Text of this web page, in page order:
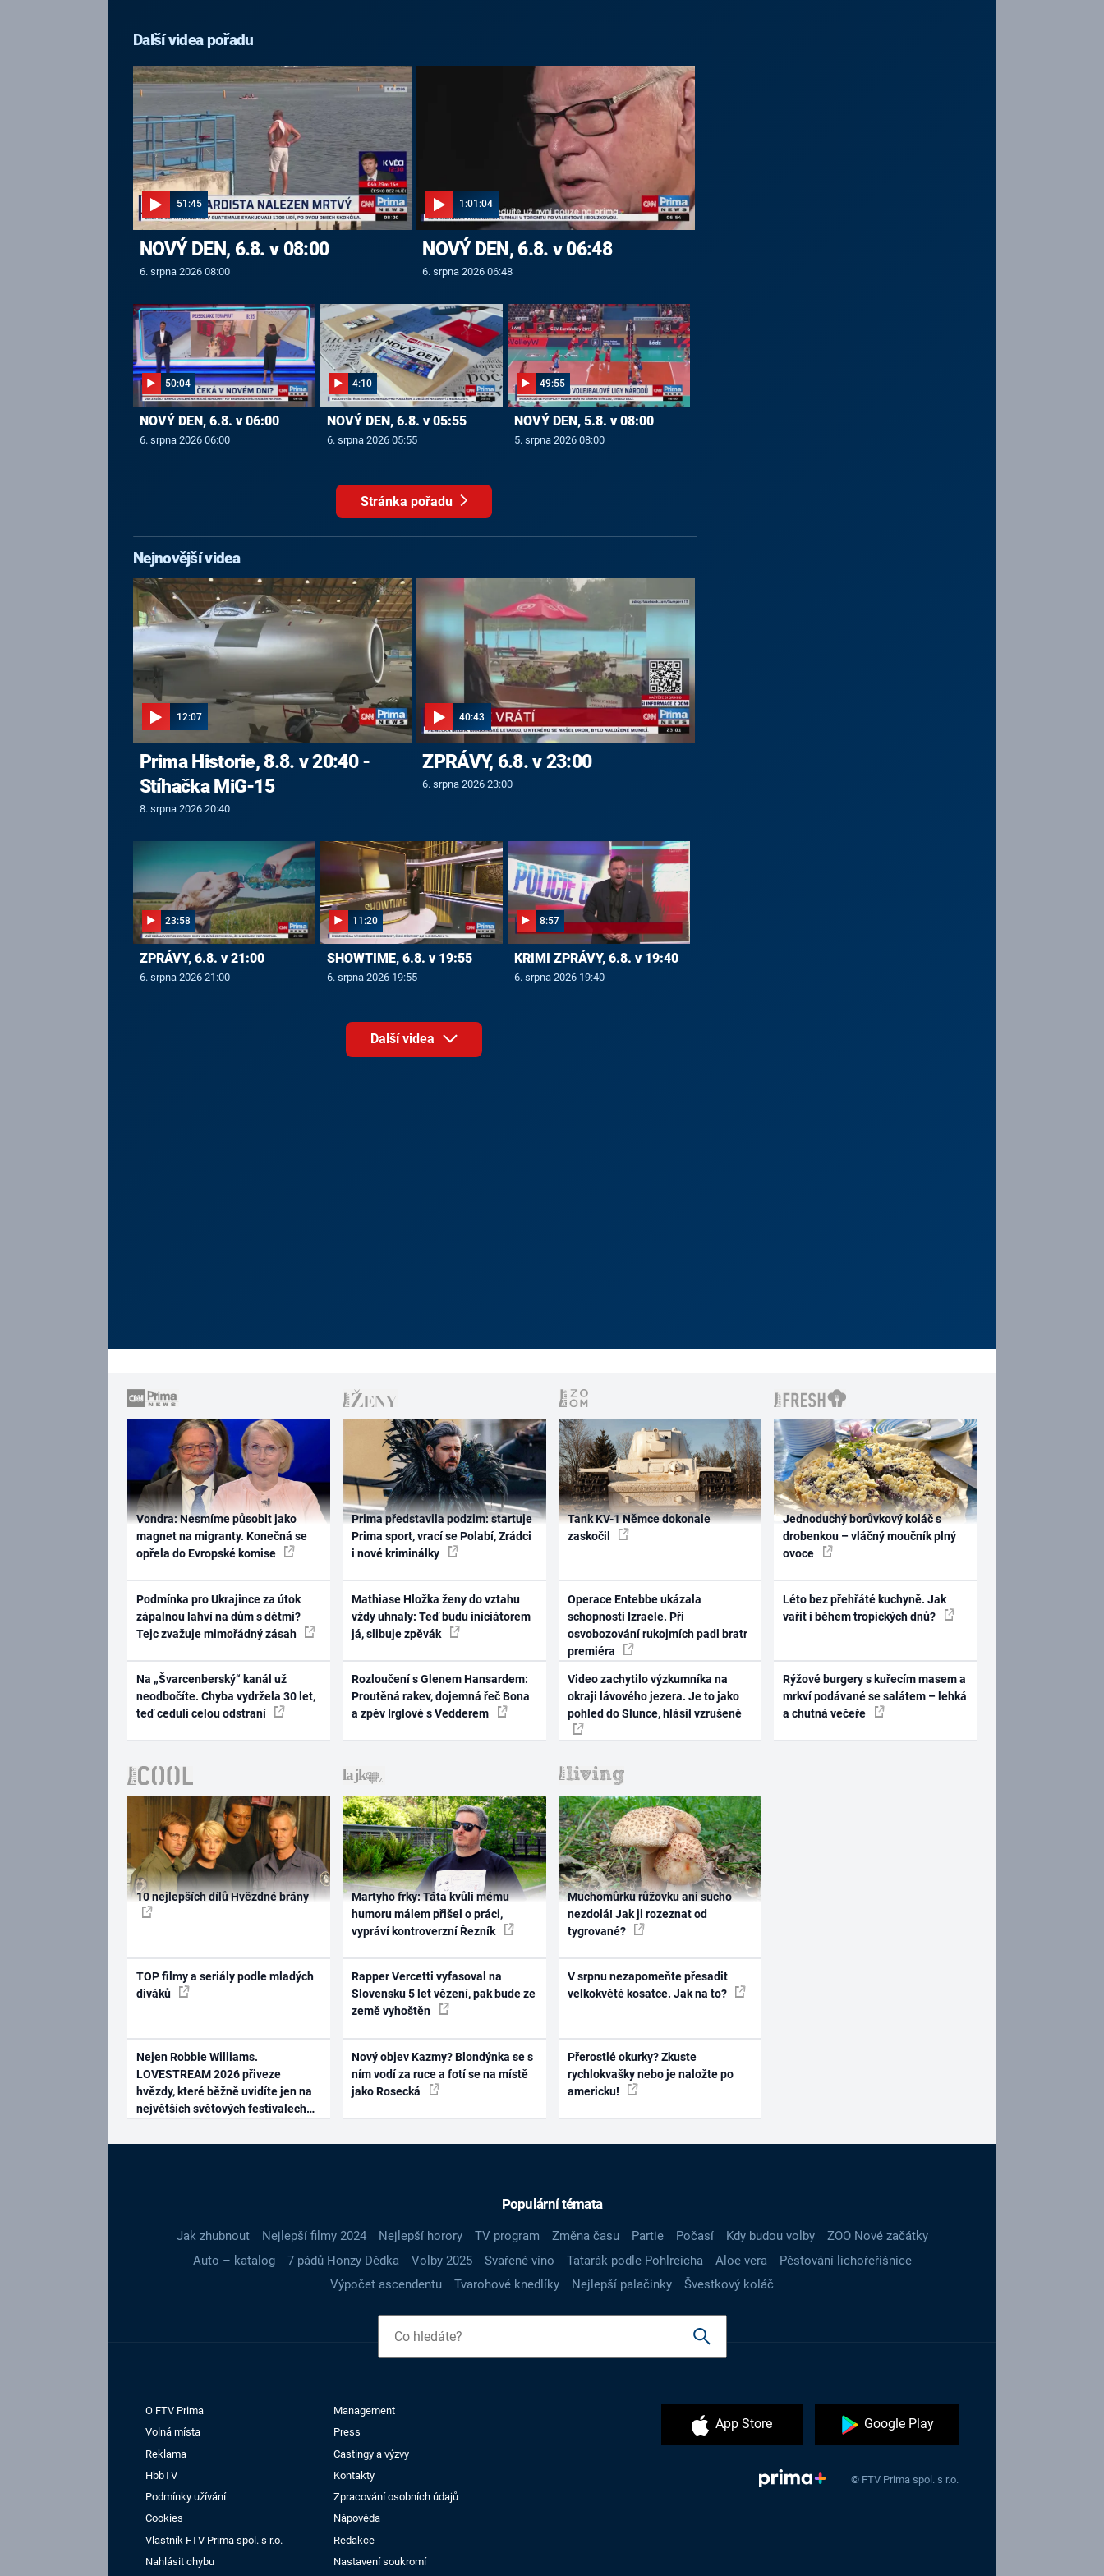
Další videa pořadu
51:45
NOVÝ DEN, 6.8. v 08:00
6. srpna 2026 08:00
1:01:04
NOVÝ DEN, 6.8. v 06:48
6. srpna 2026 06:48
50:04
NOVÝ DEN, 6.8. v 06:00
6. srpna 2026 06:00
4:10
NOVÝ DEN, 6.8. v 05:55
6. srpna 2026 05:55
49:55
NOVÝ DEN, 5.8. v 08:00
5. srpna 2026 08:00
Stránka pořadu
Nejnovější videa
12:07
Prima Historie, 8.8. v 20:40 -
Stíhačka MiG-15
8. srpna 2026 20:40
40:43
ZPRÁVY, 6.8. v 23:00
6. srpna 2026 23:00
23:58
ZPRÁVY, 6.8. v 21:00
6. srpna 2026 21:00
11:20
SHOWTIME, 6.8. v 19:55
6. srpna 2026 19:55
8:57
KRIMI ZPRÁVY, 6.8. v 19:40
6. srpna 2026 19:40
Další videa
Vondra: Nesmíme působit jako
magnet na migranty. Konečná se
opřela do Evropské komise
Podmínka pro Ukrajince za útok
zápalnou lahví na dům s dětmi?
Tejc zvažuje mimořádný zásah
Na „Švarcenberský“ kanál už
neodbočíte. Chyba vydržela 30 let,
teď ceduli celou odstraní
Prima představila podzim: startuje
Prima sport, vrací se Polabí, Zrádci
i nové kriminálky
Mathiase Hložka ženy do vztahu
vždy uhnaly: Teď budu iniciátorem
já, slibuje zpěvák
Rozloučení s Glenem Hansardem:
Proutěná rakev, dojemná řeč Bona
a zpěv Irglové s Vedderem
Tank KV-1 Němce dokonale
zaskočil
Operace Entebbe ukázala
schopnosti Izraele. Při
osvobozování rukojmích padl bratr
premiéra
Video zachytilo výzkumníka na
okraji lávového jezera. Je to jako
pohled do Slunce, hlásil vzrušeně
Jednoduchý borůvkový koláč s
drobenkou – vláčný moučník plný
ovoce
Léto bez přehřáté kuchyně. Jak
vařit i během tropických dnů?
Rýžové burgery s kuřecím masem a
mrkví podávané se salátem – lehká
a chutná večeře
10 nejlepších dílů Hvězdné brány
TOP filmy a seriály podle mladých
diváků
Nejen Robbie Williams.
LOVESTREAM 2026 přiveze
hvězdy, které běžně uvidíte jen na
největších světových festivalech
Martyho frky: Táta kvůli mému
humoru málem přišel o práci,
vypráví kontroverzní Řezník
Rapper Vercetti vyfasoval na
Slovensku 5 let vězení, pak bude ze
země vyhoštěn
Nový objev Kazmy? Blondýnka se s
ním vodí za ruce a fotí se na místě
jako Rosecká
Muchomůrku růžovku ani sucho
nezdolá! Jak ji rozeznat od
tygrované?
V srpnu nezapomeňte přesadit
velkokvěté kosatce. Jak na to?
Přerostlé okurky? Zkuste
rychlokvašky nebo je naložte po
americku!
Populární témata
Jak zhubnout Nejlepší filmy 2024 Nejlepší horory TV program Změna času Partie Počasí Kdy budou volby
ZOO Nové začátky
Auto – katalog
7 pádů Honzy Dědka Volby 2025 Svařené víno Tatarák podle Pohlreicha Aloe vera
Pěstování lichořeřišnice
Výpočet ascendentu
Tvarohové knedlíky Nejlepší palačinky Švestkový koláč
O FTV Prima
Management
Volná místa
Press
Reklama
Castingy a výzvy
HbbTV
Kontakty
Podmínky užívání
Zpracování osobních údajů
Cookies
Nápověda
Vlastník FTV Prima spol. s r.o.
Redakce
Nahlásit chybu
Nastavení soukromí
App Store Google Play
© FTV Prima spol. s r.o.